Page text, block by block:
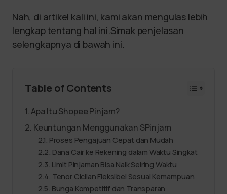
Nah, di artikel kali ini, kami akan mengulas lebih
lengkap tentang hal ini.Simak penjelasan
selengkapnya di bawah ini.
Table of Contents
Apa Itu Shopee Pinjam?
Keuntungan Menggunakan SPinjam
Proses Pengajuan Cepat dan Mudah
Dana Cair ke Rekening dalam Waktu Singkat
Limit Pinjaman Bisa Naik Seiring Waktu
Tenor Cicilan Fleksibel Sesuai Kemampuan
Bunga Kompetitif dan Transparan